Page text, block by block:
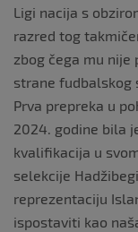
Ligi nacija s
razred tog
zbog čega mu nije
strane fudbalskog
Prva prepreka u
2024. godine bila
kvalifikacija u
selekcije
reprezentaciju
ispostaviti kao